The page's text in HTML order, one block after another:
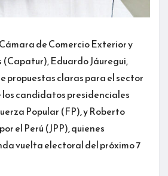
de Comercio Exterior y
(Capatur), Eduardo Jáuregui,
propuestas claras para el sector
candidatos presidenciales
Popular (FP), y Roberto
el Perú (JPP), quienes
vuelta electoral del próximo 7